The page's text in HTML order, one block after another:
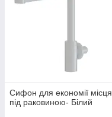
Сифон для економії місця
під раковиною- Білий